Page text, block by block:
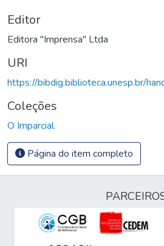
Editor
Editora "Imprensa" Ltda
URI
https://bibdig.biblioteca.unesp.br/
Coleções
O Imparcial
Página do item completo